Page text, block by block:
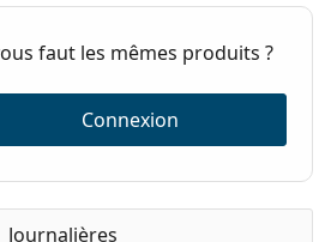
faut les mêmes produits ?
Connexion
Journalières